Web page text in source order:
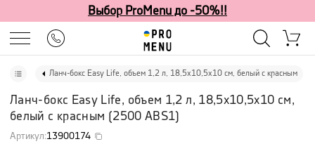
Выбор ProMenu до -50%!!
Ланч-бокс Easy Life, объем 1,2 л, 18,5x10,5x10 см, белый с красным
Ланч-бокс Easy Life, объем 1,2 л, 18,5x10,5x10 см,
белый с красным (2500 ABS1)
Артикул:13900174